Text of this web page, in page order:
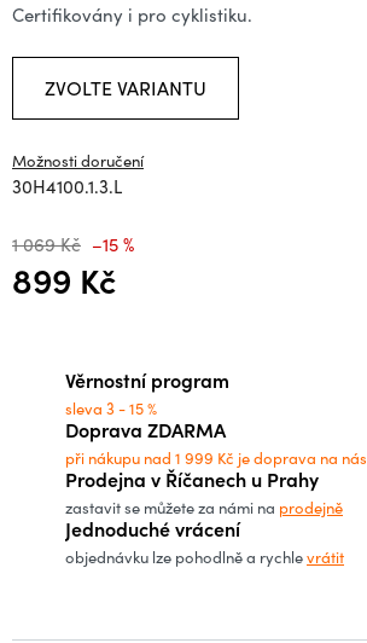
Certifikovány i pro cyklistiku.
ZVOLTE VARIANTU
Možnosti doručení
30H4100.1.3.L
1 069 Kč –15 %
899 Kč
Věrnostní program
sleva 3 - 15 %
Doprava ZDARMA
při nákupu nad 1 999 Kč je doprava na nás
Prodejna v Říčanech u Prahy
zastavit se můžete za námi na prodejně
Jednoduché vrácení
objednávku lze pohodlně a rychlevrátit